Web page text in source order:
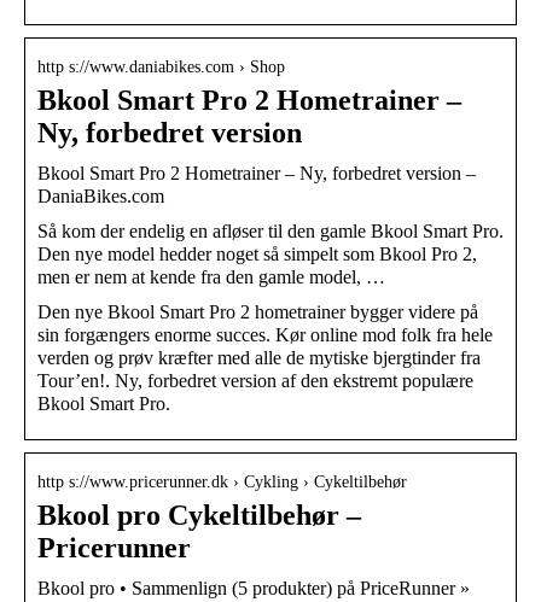
http s://www.daniabikes.com › Shop
Bkool Smart Pro 2 Hometrainer –
Ny, forbedret version
Bkool Smart Pro 2 Hometrainer – Ny, forbedret version –
DaniaBikes.com
Så kom der endelig en afløser til den gamle Bkool Smart Pro.
Den nye model hedder noget så simpelt som Bkool Pro 2,
men er nem at kende fra den gamle model, …
Den nye Bkool Smart Pro 2 hometrainer bygger videre på
sin forgængers enorme succes. Kør online mod folk fra hele
verden og prøv kræfter med alle de mytiske bjergtinder fra
Tour’en!. Ny, forbedret version af den ekstremt populære
Bkool Smart Pro.
http s://www.pricerunner.dk › Cykling › Cykeltilbehør
Bkool pro Cykeltilbehør –
Pricerunner
Bkool pro • Sammenlign (5 produkter) på PriceRunner »